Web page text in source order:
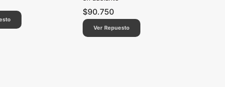
$90.750
Ver Repuesto